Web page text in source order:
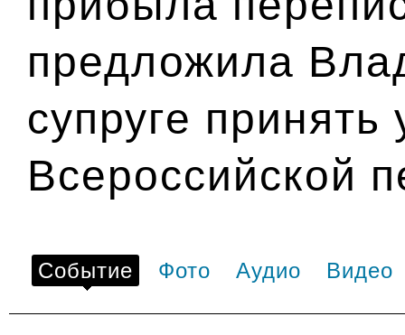
предложила
супруге принять
Всероссийской
Событие Фото Аудио Видео